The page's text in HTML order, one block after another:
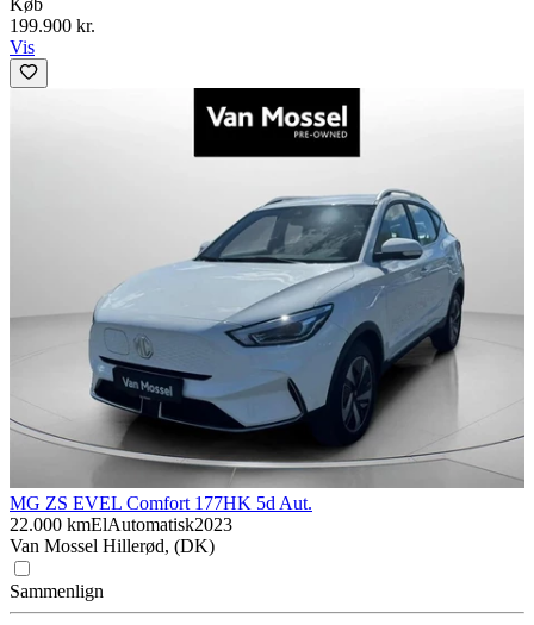
Køb
199.900 kr.
Vis
MG ZS EVEL Comfort 177HK 5d Aut.
22.000 kmElAutomatisk2023
Van Mossel Hillerød, (DK)
Sammenlign